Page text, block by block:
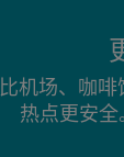
比机场、咖
热点更安全